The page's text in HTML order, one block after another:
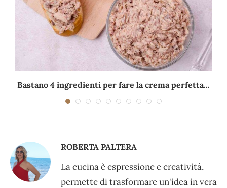
Bastano 4 ingredienti per fare la crema perfetta...
ROBERTA PALTERA
La cucina è espressione e creatività,
permette di trasformare un'idea in vera